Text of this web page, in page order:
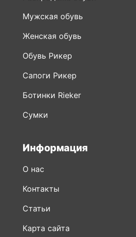
Мужская обувь
Женская обувь
Обувь Рикер
Сапоги Рикер
Ботинки Rieker
Сумки
Информация
О нас
Контакты
Статьи
Карта сайта